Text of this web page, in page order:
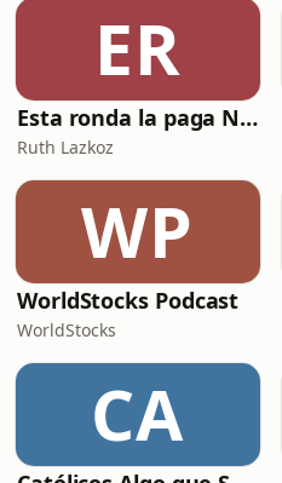
ER
Esta ronda la paga Newton
Ruth Lazkoz
WP
WorldStocks Podcast
WorldStocks
CA